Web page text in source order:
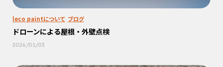
leco paintについて ブログ
ドローンによる屋根・外壁点検
2026/01/03